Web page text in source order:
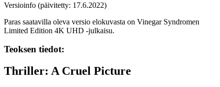
Versioinfo (päivitetty: 17.6.2022)
Paras saatavilla oleva versio elokuvasta on Vinegar Syndromen
Limited Edition 4K UHD ‑julkaisu.
Teoksen tiedot:
Thriller: A Cruel Picture